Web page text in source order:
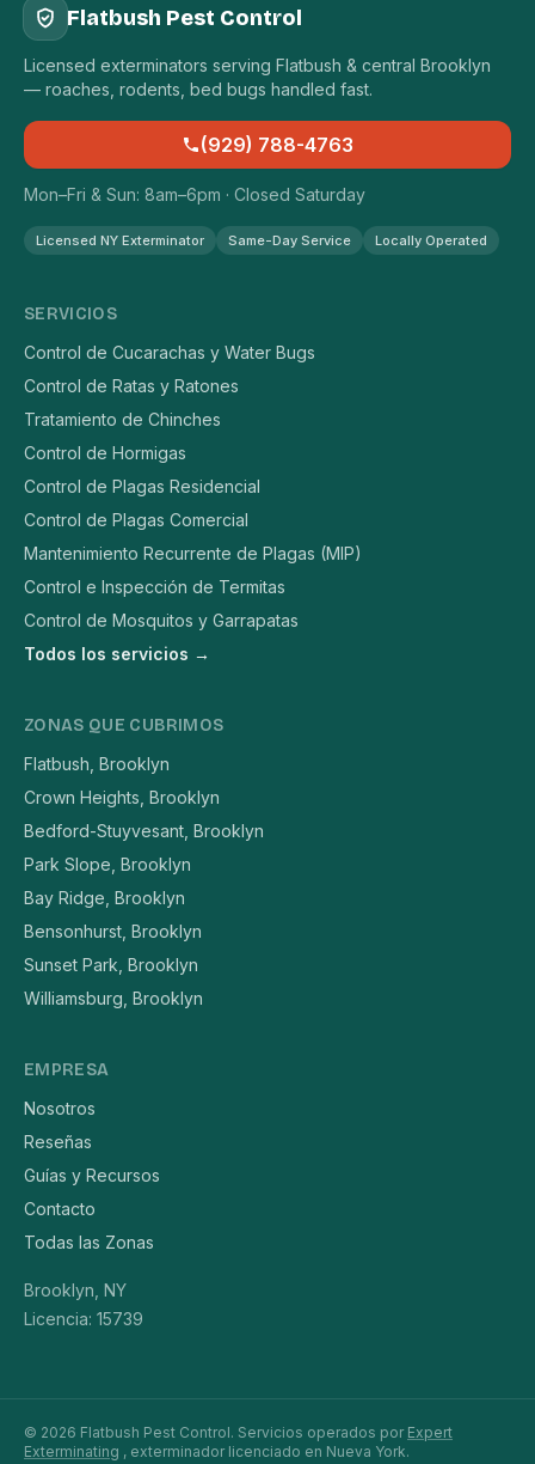
Flatbush Pest Control
Licensed exterminators serving Flatbush & central Brooklyn
— roaches, rodents, bed bugs handled fast.
(929) 788-4763
Mon–Fri & Sun: 8am–6pm · Closed Saturday
Licensed NY Exterminator Same-Day Service Locally Operated
SERVICIOS
Control de Cucarachas y Water Bugs
Control de Ratas y Ratones
Tratamiento de Chinches
Control de Hormigas
Control de Plagas Residencial
Control de Plagas Comercial
Mantenimiento Recurrente de Plagas (MIP)
Control e Inspección de Termitas
Control de Mosquitos y Garrapatas
Todos los servicios →
ZONAS QUE CUBRIMOS
Flatbush, Brooklyn
Crown Heights, Brooklyn
Bedford-Stuyvesant, Brooklyn
Park Slope, Brooklyn
Bay Ridge, Brooklyn
Bensonhurst, Brooklyn
Sunset Park, Brooklyn
Williamsburg, Brooklyn
EMPRESA
Nosotros
Reseñas
Guías y Recursos
Contacto
Todas las Zonas
Brooklyn, NY
Licencia: 15739
© 2026 Flatbush Pest Control. Servicios operados por Expert
Exterminating , exterminador licenciado en Nueva York.